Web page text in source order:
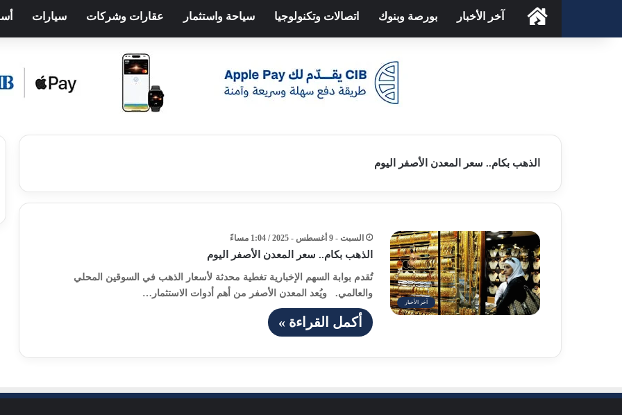
الرئيسيةآخر الأخبار بورصة وبنوك اتصالات وتكنولوجيا سياحة واستثمار عقارات وشركات سيارات
الذهب بكام.. سعر المعدن الأصفر اليوم
آخر الأخبار
السبت - 9 أغسطس - 2025 / 1:04 مساءً
الذهب بكام.. سعر المعدن الأصفر اليوم
تُقدم بوابة السهم الإخبارية تغطية محدثة لأسعار الذهب في السوقين المحلي
والعالمي. ويُعد المعدن الأصفر من أهم أدوات الاستثمار…
أكمل القراءة »